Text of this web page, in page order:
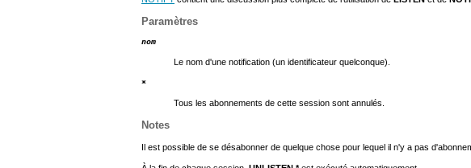
Paramètres
nom
Le nom d'une notification (un identificateur quelconque).
*
Tous les abonnements de cette session sont annulés.
Notes
Il est possible de se désabonner de quelque chose pour lequel il n'y a pas